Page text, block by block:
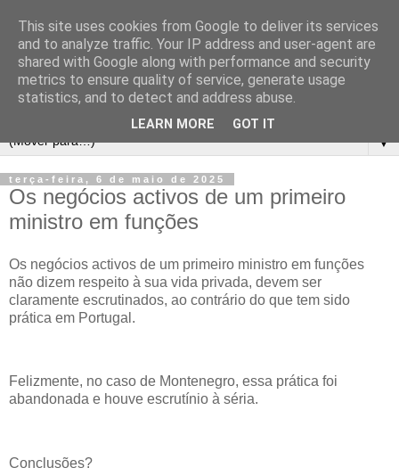
▼
terça-feira, 6 de maio de 2025
Os negócios activos de um primeiro
ministro em funções
Os negócios activos de um primeiro ministro em funções
não dizem respeito à sua vida privada, devem ser
claramente escrutinados, ao contrário do que tem sido
prática em Portugal.
Felizmente, no caso de Montenegro, essa prática foi
abandonada e houve escrutínio à séria.
Conclusões?
This site uses cookies from Google to deliver its services
and to analyze traffic. Your IP address and user-agent are
shared with Google along with performance and security
metrics to ensure quality of service, generate usage
statistics, and to detect and address abuse.
LEARN MORE GOT IT